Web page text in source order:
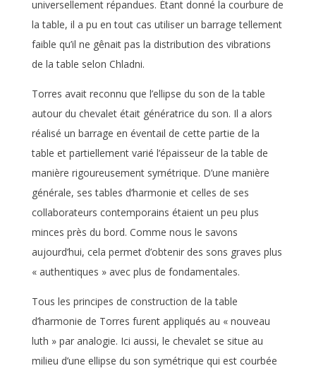
universellement répandues. Étant donné la courbure de
la table, il a pu en tout cas utiliser un barrage tellement
faible qu’il ne gênait pas la distribution des vibrations
de la table selon Chladni.
Torres avait reconnu que l’ellipse du son de la table
autour du chevalet était génératrice du son. Il a alors
réalisé un barrage en éventail de cette partie de la
table et partiellement varié l’épaisseur de la table de
manière rigoureusement symétrique. D’une manière
générale, ses tables d’harmonie et celles de ses
collaborateurs contemporains étaient un peu plus
minces près du bord. Comme nous le savons
aujourd’hui, cela permet d’obtenir des sons graves plus
« authentiques » avec plus de fondamentales.
Tous les principes de construction de la table
d’harmonie de Torres furent appliqués au « nouveau
luth » par analogie. Ici aussi, le chevalet se situe au
milieu d’une ellipse du son symétrique qui est courbée